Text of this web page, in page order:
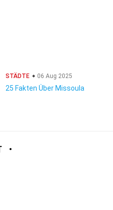
STÄDTE 06 Aug 2025
25 Fakten Über Missoula